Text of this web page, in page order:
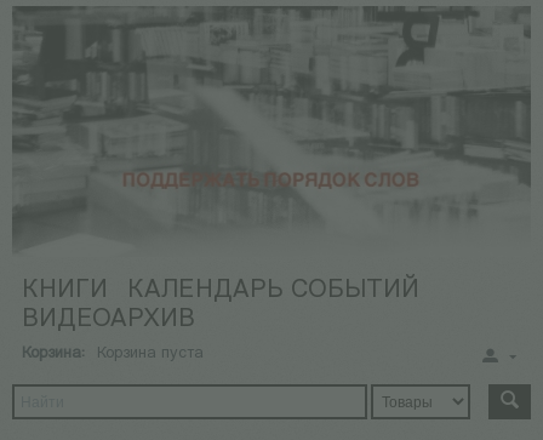
КНИГИ
КАЛЕНДАРЬ СОБЫТИЙ
ВИДЕОАРХИВ
Корзина: Корзина пуста